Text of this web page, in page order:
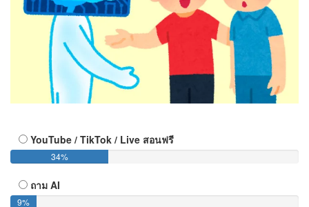
YouTube / TikTok / Live สอนฟรี
34%
ถาม AI
9%